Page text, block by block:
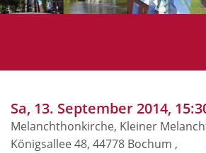
Sa, 13. September 2014,
Melanchthonkirche, Kleiner
Königsallee 48, 44778 Bochum ,